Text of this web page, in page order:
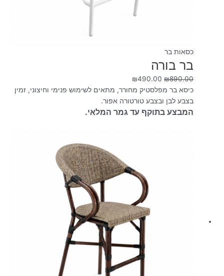
כסאות בר
בר בורה
₪890.00
₪490.00
כיסא בר מפלסטיק מחורר, מתאים לשימוש פנימי וחיצוני, זמין
בצבע לבן ובצבע טורטורה אפור.
המבצע בתוקף עד גמר המלאי.